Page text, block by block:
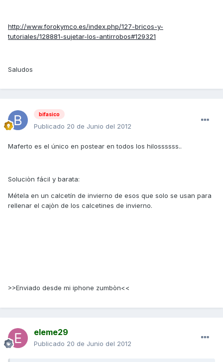
http://www.forokymco.es/index.php/127-bricos-y-
tutoriales/128881-sujetar-los-antirrobos#129321
Saludos
bifasico
Publicado 20 de Junio del 2012
Maferto es el único en postear en todos los hilossssss..
Soluciòn fácil y barata:
Métela en un calcetín de invierno de esos que solo se usan para
rellenar el cajòn de los calcetines de invierno.
>>Enviado desde mi iphone zumbòn<<
eleme29
Publicado 20 de Junio del 2012